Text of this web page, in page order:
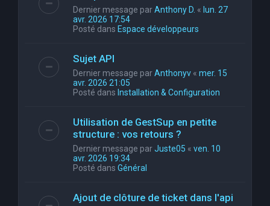
Dernier message parAnthony D. « lun. 27
avr. 2026 17:54
Posté dans Espace développeurs
Sujet API
Dernier message parAnthonyv « mer. 15
avr. 2026 21:05
Posté dans Installation & Configuration
Utilisation de GestSup en petite
structure : vos retours ?
Dernier message parJuste05 « ven. 10
avr. 2026 19:34
Posté dans Général
Ajout de clôture de ticket dans l'api